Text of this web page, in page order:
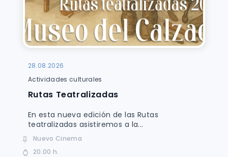
28.08.2026
Actividades culturales
Rutas Teatralizadas
En esta nueva edición de las Rutas
teatralizadas asistiremos a la...
Nuevo Cinema
20.00 h.